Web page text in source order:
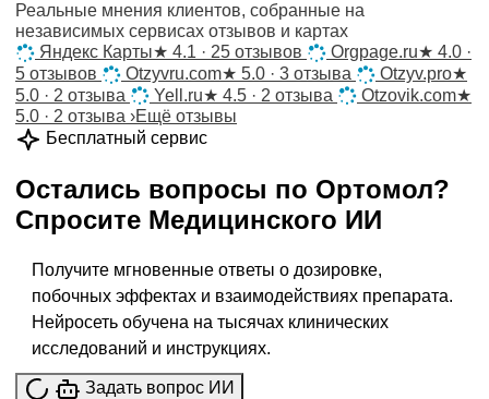
Реальные мнения клиентов, собранные на
независимых сервисах отзывов и картах
Яндекс Карты★ 4.1 · 25 отзывов Orgpage.ru★ 4.0 ·
5 отзывов
Otzyvru.com★ 5.0 · 3 отзыва Otzyv.pro★
5.0 · 2 отзыва
Yell.ru★ 4.5 · 2 отзыва Otzovik.com★
5.0 · 2 отзыва ›Ещё отзывы
Бесплатный сервис
Остались вопросы по Ортомол?
Спросите Медицинского ИИ
Получите мгновенные ответы о дозировке,
побочных эффектах и взаимодействиях препарата.
Нейросеть обучена на тысячах клинических
исследований и инструкциях.
Задать вопрос ИИ